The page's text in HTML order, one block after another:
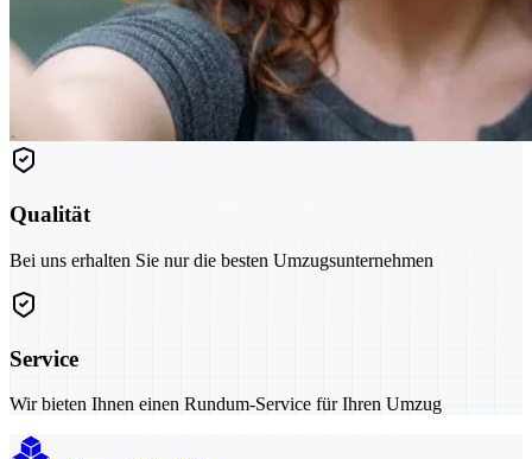
Qualität
Bei uns erhalten Sie nur die besten Umzugsunternehmen
Service
Wir bieten Ihnen einen Rundum-Service für Ihren Umzug